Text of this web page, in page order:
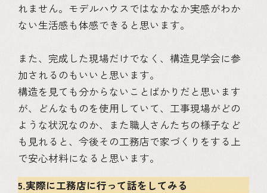
れません。モデルハウスではなかなか実感がわか
ない生活感も体感できると思います。
また、完成した現場だけでなく、構造見学会に参
加されるのもいいと思います。
構造を見ても分からないことばかりだと思います
が、どんなものを使用していて、工事現場がどの
ような状況なのか、また職人さんたちの様子など
も見れると、今後その工務店で家づくりをする上
で安心材料になると思います。
5.実際に工務店に行って話をしてみる